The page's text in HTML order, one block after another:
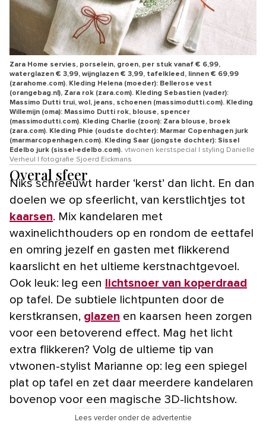
Zara Home servies, porselein, groen, per stuk vanaf € 6,99,
waterglazen € 3,99, wijnglazen € 3,99, tafelkleed, linnen € 69,99
(zarahome.com). Kleding Helena (moeder): Bellerose vest
(orangebag.nl), Zara rok (zara.com). Kleding Sebastien (vader):
Massimo Dutti trui, wol, jeans, schoenen (massimodutti.com). Kleding
Willemijn (oma): Massimo Dutti rok, blouse, spencer
(massimodutti.com). Kleding Charlie (zoon): Zara blouse, broek
(zara.com). Kleding Phie (oudste dochter): Marmar Copenhagen jurk
(marmarcopenhagen.com). Kleding Saar (jongste dochter): Sissel
Edelbo jurk (sissel-edelbo.com). vtwonen kerstspecial | styling Danielle
Verheul | fotografie Sjoerd Eickmans
Overal sfeer
Niks schreeuwt harder ‘kerst’ dan licht. En dan
doelen we op sfeerlicht, van kerstlichtjes tot
kaarsen. Mix kandelaren met
waxinelichthouders op en rondom de eettafel
en omring jezelf en gasten met flikkerend
kaarslicht en het ultieme kerstnachtgevoel.
Ook leuk: leg een
lichtsnoer van koperdraad
op tafel. De subtiele lichtpunten door de
kerstkransen, glazen en kaarsen heen zorgen
voor een betoverend effect. Mag het licht
extra flikkeren? Volg de ultieme tip van
vtwonen-stylist Marianne op: leg een spiegel
plat op tafel en zet daar meerdere kandelaren
bovenop voor een magische 3D-lichtshow.
Lees verder onder de advertentie